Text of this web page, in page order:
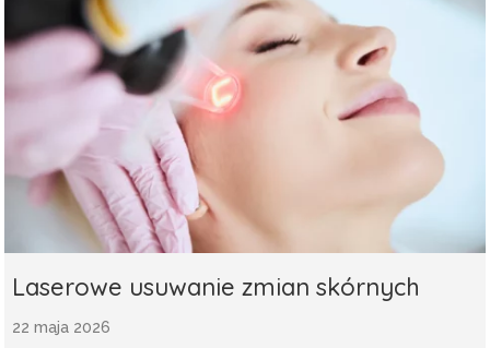
Laserowe usuwanie zmian skórnych
22 maja 2026